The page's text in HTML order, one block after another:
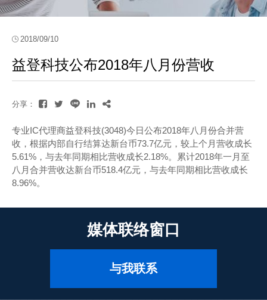
2018/09/10
益登科技公布2018年八月份营收
分享：
专业IC代理商益登科技(3048)今日公布2018年八月份合并营
收，根据内部自行结算达新台币73.7亿元，较上个月营收成长
5.61%，与去年同期相比营收成长2.18%。累计2018年一月至
八月合并营收达新台币518.4亿元，与去年同期相比营收成长
8.96%。
媒体联络窗口
与我联系